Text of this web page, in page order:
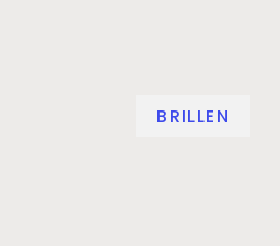
BRILLEN